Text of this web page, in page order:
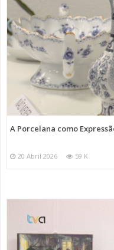
A Porcelana como
20 Abril 2026 59 K